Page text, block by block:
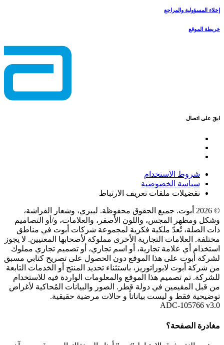
إخلاء المسؤولية والمراجع
خريطة الموقع
ابقَ على اتصال
شروط الاستخدام
سياسة الخصوصية
تفضيلات ملفات تعريف الارتباط
© 2026 أبوت. جميع الحقوق محفوظة. ليبري، وشعار الفراشة،
وشكل ومظهر المجس، واللون الأصفر، والعلامات، و/أو التصاميم
ذات الصلة، تُعدّ ملكية فكرية لمجموعة شركات أبوت في مناطق
مختلفة. العلامات التجارية الأخرى مملوكة لأصحابها المعنيين. لا يجوز
استخدام أي علامة تجارية، أو اسم تجاري، أو تصميم تجاري مملوك
لشركة أبوت على هذا الموقع دون الحصول على تصريح كتابي مسبق
من شركة أبوت لابوراتوريز، باستثناء تحديد المنتج أو الخدمات التابعة
للشركة. تم تصميم هذا الموقع والمعلومات الواردة فيه للاستخدام
من قبل المقيمين في دولة قطر. الصور والبيانات المُحاكية لأغراض
توضيحية فقط و ليست بياناتأ و حالات مرضية حقيقية.
ADC-105766 v3.0
مغادرة الصفحة؟